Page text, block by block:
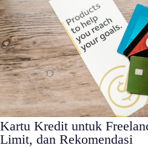
Kartu Kredit untuk
Limit, dan Rekomendasi